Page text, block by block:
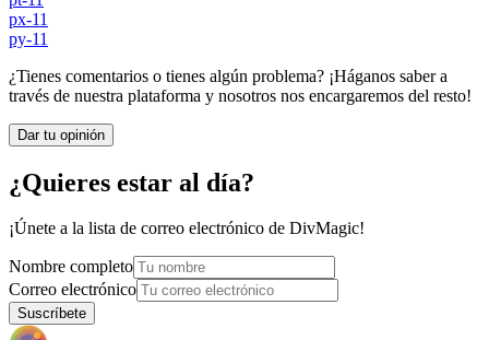
px-11
py-11
¿Tienes comentarios o tienes algún problema? ¡Háganos saber a
través de nuestra plataforma y nosotros nos encargaremos del resto!
Dar tu opinión
¿Quieres estar al día?
¡Únete a la lista de correo electrónico de DivMagic!
Nombre completo
Correo electrónico
Suscríbete